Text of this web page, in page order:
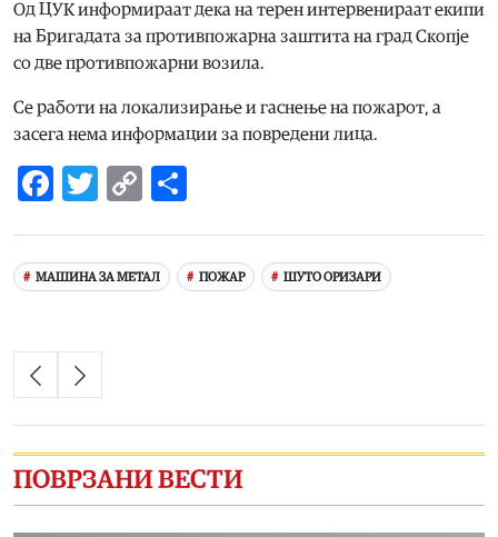
Од ЦУК информираат дека на терен интервенираат екипи
на Бригадата за противпожарна заштита на град Скопје
со две противпожарни возила.
Се работи на локализирање и гаснење на пожарот, а
засега нема информации за повредени лица.
Facebook
Twitter
Copy
МАШИНА ЗА МЕТАЛ ПОЖАР ШУТО ОРИЗАРИ
ПОВРЗАНИ ВЕСТИ